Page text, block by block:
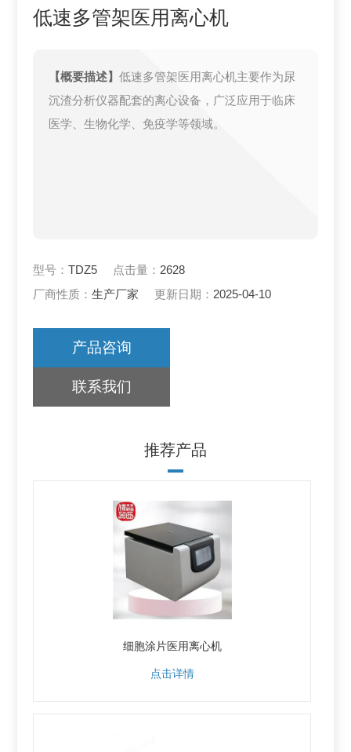
低速多管架医用离心机
【概要描述】低速多管架医用离心机主要作为尿
沉渣分析仪器配套的离心设备，广泛应用于临床
医学、生物化学、免疫学等领域。
型号：TDZ5 点击量： 2628
厂商性质：生产厂家 更新日期： 2025-04-10
产品咨询
联系我们
推荐产品
细胞涂片医用离心机
点击详情